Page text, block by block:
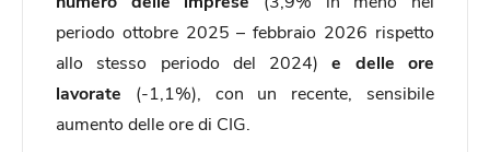
periodo ottobre 2025 – febbraio 2026 rispetto
allo stesso periodo del 2024)e delle ore
lavorate (-1,1%), con un recente, sensibile
aumento delle ore di CIG.